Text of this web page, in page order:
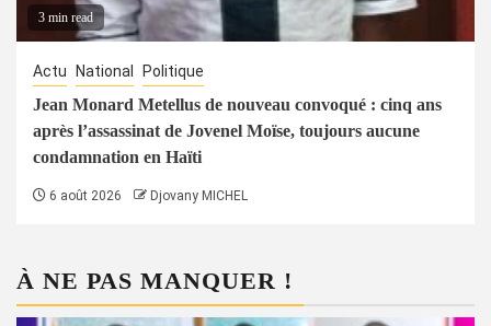
3 min read
Actu National Politique
Jean Monard Metellus de nouveau convoqué : cinq ans
après l’assassinat de Jovenel Moïse, toujours aucune
condamnation en Haïti
6 août 2026 Djovany MICHEL
À NE PAS MANQUER !